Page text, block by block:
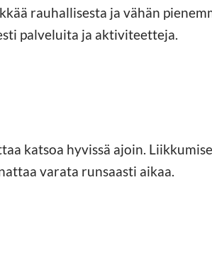
rauhallisesta ja vähän
palveluita ja aktiviteetteja.
katsoa hyvissä ajoin.
varata runsaasti aikaa.